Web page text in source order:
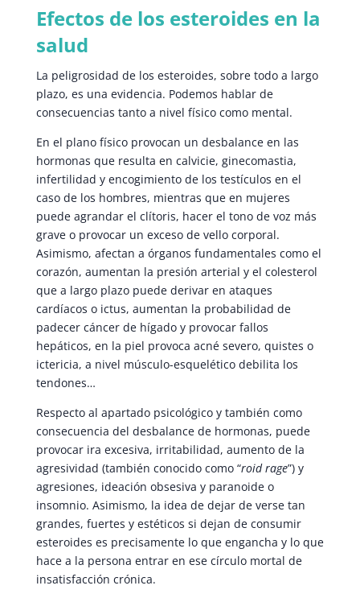
Efectos de los esteroides en la
salud
La peligrosidad de los esteroides, sobre todo a largo
plazo, es una evidencia. Podemos hablar de
consecuencias tanto a nivel físico como mental.
En el plano físico provocan un desbalance en las
hormonas que resulta en calvicie, ginecomastia,
infertilidad y encogimiento de los testículos en el
caso de los hombres, mientras que en mujeres
puede agrandar el clítoris, hacer el tono de voz más
grave o provocar un exceso de vello corporal.
Asimismo, afectan a órganos fundamentales como el
corazón, aumentan la presión arterial y el colesterol
que a largo plazo puede derivar en ataques
cardíacos o ictus, aumentan la probabilidad de
padecer cáncer de hígado y provocar fallos
hepáticos, en la piel provoca acné severo, quistes o
ictericia, a nivel músculo-esquelético debilita los
tendones…
Respecto al apartado psicológico y también como
consecuencia del desbalance de hormonas, puede
provocar ira excesiva, irritabilidad, aumento de la
agresividad (también conocido como “roid rage”) y
agresiones, ideación obsesiva y paranoide o
insomnio. Asimismo, la idea de dejar de verse tan
grandes, fuertes y estéticos si dejan de consumir
esteroides es precisamente lo que engancha y lo que
hace a la persona entrar en ese círculo mortal de
insatisfacción crónica.